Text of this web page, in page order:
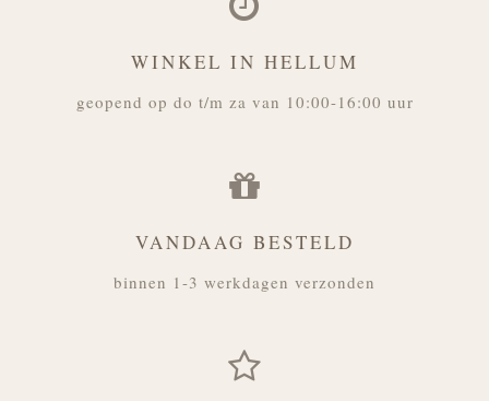
WINKEL IN HELLUM
geopend op do t/m za van 10:00-16:00 uur
VANDAAG BESTELD
binnen 1-3 werkdagen verzonden